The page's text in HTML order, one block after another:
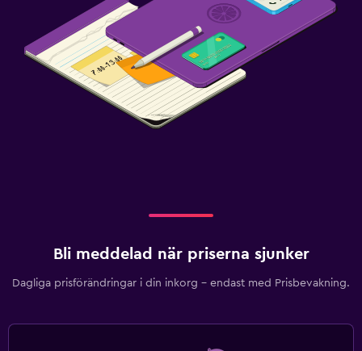
Bli meddelad när priserna sjunker
Dagliga prisförändringar i din inkorg – endast med Prisbevakning.